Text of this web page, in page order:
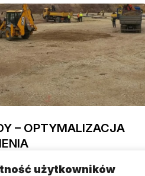
użytkowników
– OPTYMALIZACJA
do zaprojektowania